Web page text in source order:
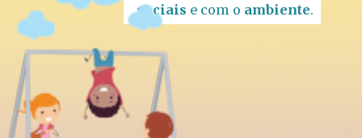
sociais e com o ambiente.